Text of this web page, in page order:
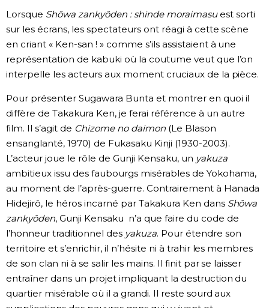
Lorsque Shôwa zankyôden : shinde moraimasuest sorti
sur les écrans, les spectateurs ont réagi à cette scène
en criant « Ken-san ! » comme s’ils assistaient à une
représentation de kabuki où la coutume veut que l’on
interpelle les acteurs aux moment cruciaux de la pièce.
Pour présenter Sugawara Bunta et montrer en quoi il
diffère de Takakura Ken, je ferai référence à un autre
film. Il s’agit de Chizome no daimon (Le Blason
ensanglanté, 1970) de Fukasaku Kinji (1930-2003).
L’acteur joue le rôle de Gunji Kensaku, un yakuza
ambitieux issu des faubourgs misérables de Yokohama,
au moment de l’après-guerre. Contrairement à Hanada
Hidejirô, le héros incarné par Takakura Ken dans Shôwa
zankyôden, Gunji Kensaku n’a que faire du code de
l’honneur traditionnel des yakuza. Pour étendre son
territoire et s’enrichir, il n’hésite ni à trahir les membres
de son clan ni à se salir les mains. Il finit par se laisser
entraîner dans un projet impliquant la destruction du
quartier misérable où il a grandi. Il reste sourd aux